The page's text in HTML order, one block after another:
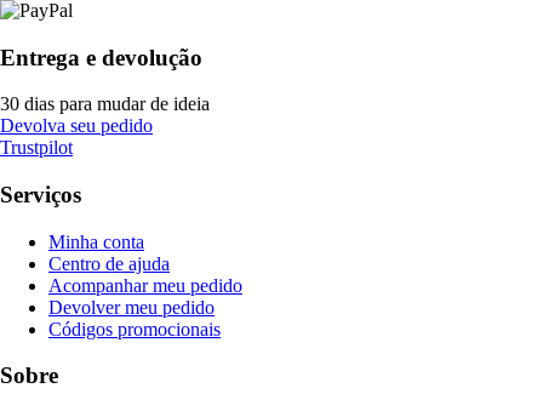
Entrega e devolução
30 dias para mudar de ideia
Devolva seu pedido
Trustpilot
Serviços
Minha conta
Centro de ajuda
Acompanhar meu pedido
Devolver meu pedido
Códigos promocionais
Sobre